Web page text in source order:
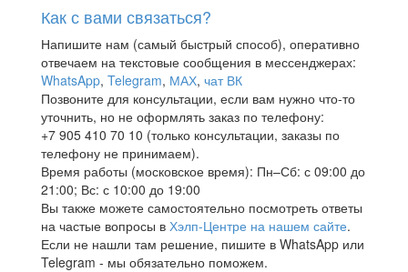
Как с вами связаться?
Напишите нам (самый быстрый способ), оперативно
отвечаем на текстовые сообщения в мессенджерах:
WhatsApp, Telegram, МАХ, чат ВК
Позвоните для консультации, если вам нужно что-то
уточнить, но не оформлять заказ по телефону:
+7 905 410 70 10 (только консультации, заказы по
телефону не принимаем).
Время работы (московское время): Пн–Сб: с 09:00 до
21:00; Вс: с 10:00 до 19:00
Вы также можете самостоятельно посмотреть ответы
на частые вопросы в Хэлп-Центре на нашем сайте.
Если не нашли там решение, пишите в WhatsApp или
Telegram - мы обязательно поможем.